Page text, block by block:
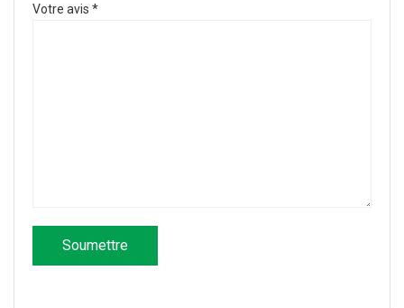
Votre avis *